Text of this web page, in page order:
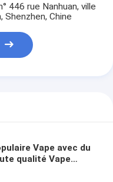
446 rue Nanhuan, ville
Shenzhen, Chine
Vape avec du
qualité Vape